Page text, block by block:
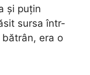
și puțin
sursa într-
era o